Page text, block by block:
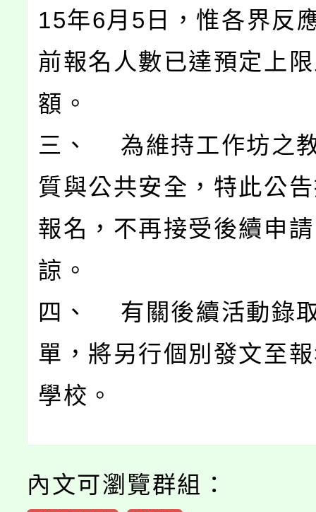
15年6月5日，惟各界反
前報名人數已達預定上
額。
三、 為維持工作坊之
質與公共安全，特此公
報名，不再接受後續申
諒。
四、 有關後續活動錄
單，將另行個別發文至
學校。
內文可瀏覽群組：